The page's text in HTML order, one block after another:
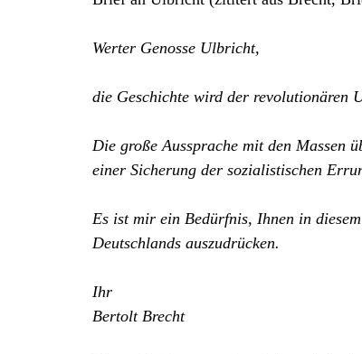
Werter Genosse Ulbricht,
die Geschichte wird der revolutionären
Die große Aussprache mit den Massen
einer Sicherung der sozialistischen
Es ist mir ein Bedürfnis, Ihnen in
Deutschlands auszudrücken.
Ihr
Bertolt Brecht